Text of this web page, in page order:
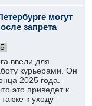
могут
запрета
ввели для
курьерами. Он
2025 года.
это приведет к
к уходу